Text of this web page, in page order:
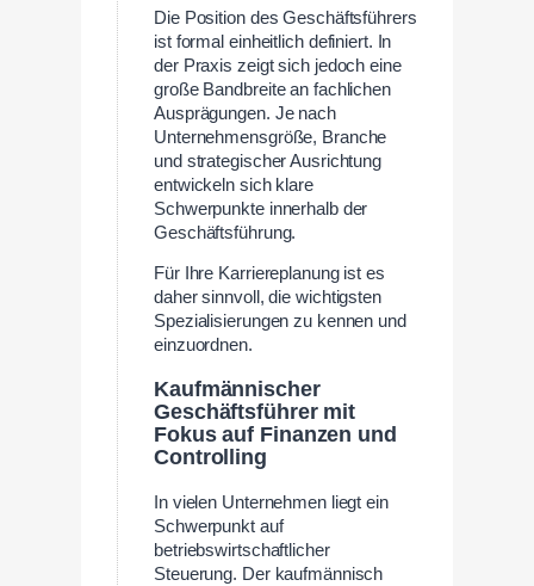
Die Position des Geschäftsführers
ist formal einheitlich definiert. In
der Praxis zeigt sich jedoch eine
große Bandbreite an fachlichen
Ausprägungen. Je nach
Unternehmensgröße, Branche
und strategischer Ausrichtung
entwickeln sich klare
Schwerpunkte innerhalb der
Geschäftsführung.
Für Ihre Karriereplanung ist es
daher sinnvoll, die wichtigsten
Spezialisierungen zu kennen und
einzuordnen.
Kaufmännischer
Geschäftsführer mit
Fokus auf Finanzen und
Controlling
In vielen Unternehmen liegt ein
Schwerpunkt auf
betriebswirtschaftlicher
Steuerung. Der kaufmännisch